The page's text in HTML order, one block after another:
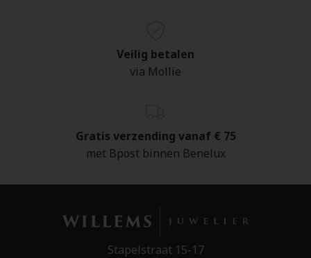
Veilig betalen
via Mollie
Gratis verzending vanaf € 75
met Bpost binnen Benelux
Stapelstraat 15-17